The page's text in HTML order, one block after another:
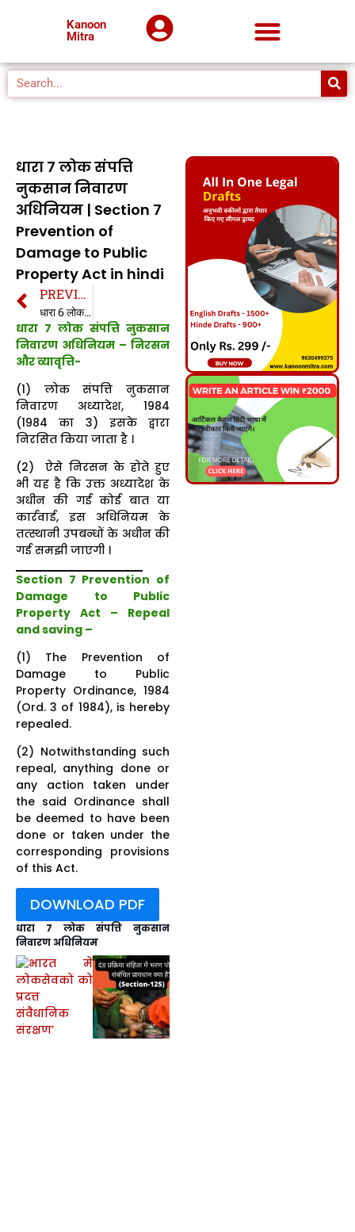
Kanoon
Mitra
धारा 7 लोक संपत्ति
नुकसान निवारण
अधिनियम | Section 7
Prevention of
Damage to Public
Property Act in hindi
PREVIOUS
धारा 6 लोक संपत्ति नुकसान निवारण अधिनियम | Section 6 Prevention of Damage to Public Property Act in hindi
धारा 7 लोक संपत्ति नुकसान
निवारण अधिनियम – निरसन
और व्यावृत्ति-
(1) लोक संपत्ति नुकसान
निवारण अध्यादेश, 1984
(1984 का 3) इसके द्वारा
निरसित किया जाता है ।
(2) ऐसे निरसन के होते हुए
भी यह है कि उक्त अध्यादेश के
अधीन की गई कोई बात या
कार्रवाई, इस अधिनियम के
तत्स्थानी उपबन्धों के अधीन की
गई समझी जाएगी ।
Section 7 Prevention of
Damage to Public
Property Act – Repeal
and saving –
(1) The Prevention of
Damage to Public
Property Ordinance, 1984
(Ord. 3 of 1984), is hereby
repealed.
(2) Notwithstanding such
repeal, anything done or
any action taken under
the said Ordinance shall
be deemed to have been
done or taken under the
corresponding provisions
of this Act.
DOWNLOAD PDF
धारा 7 लोक संपत्ति नुकसान
निवारण अधिनियम